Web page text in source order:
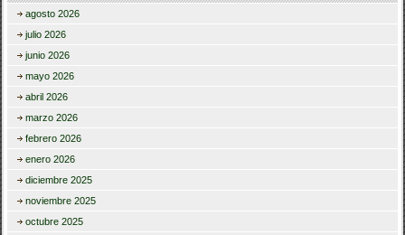
agosto 2026
julio 2026
junio 2026
mayo 2026
abril 2026
marzo 2026
febrero 2026
enero 2026
diciembre 2025
noviembre 2025
octubre 2025